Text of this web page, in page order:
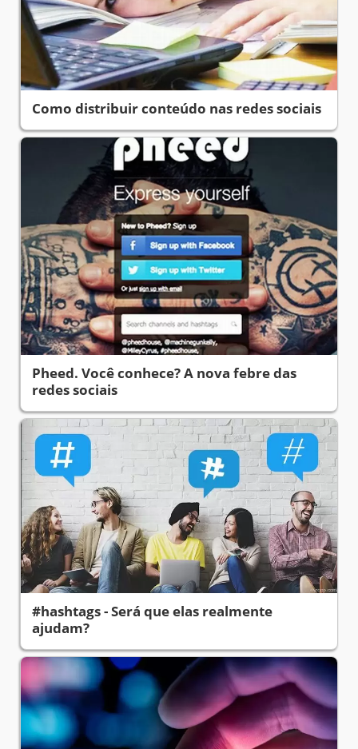
Como distribuir conteúdo nas redes sociais
Pheed. Você conhece? A nova febre das
redes sociais
#hashtags - Será que elas realmente
ajudam?